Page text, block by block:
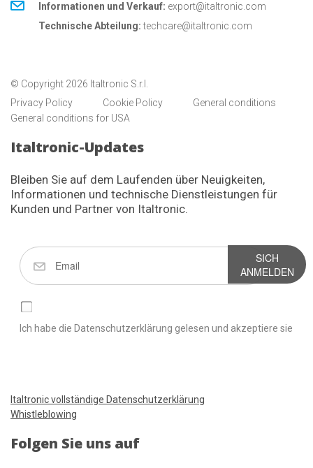
Informationen und Verkauf: export@italtronic.com
Technische Abteilung: techcare@italtronic.com
© Copyright 2026 Italtronic S.r.l.
Privacy Policy
Cookie Policy
General conditions
General conditions for USA
Italtronic-Updates
Bleiben Sie auf dem Laufenden über Neuigkeiten,
Informationen und technische Dienstleistungen für
Kunden und Partner von Italtronic.
SICH
ANMELDEN
Ich habe die Datenschutzerklärung gelesen und akzeptiere sie
Italtronic vollständige Datenschutzerklärung
Whistleblowing
Folgen Sie uns auf